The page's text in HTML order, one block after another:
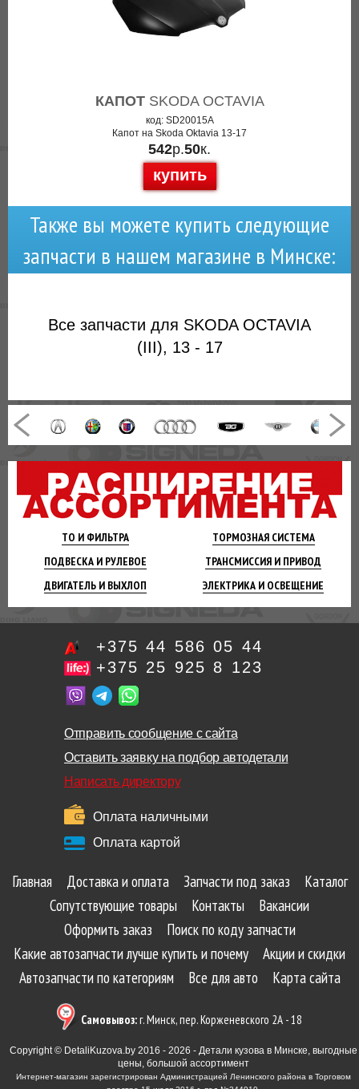
ТО И ФИЛЬТРА ТОРМОЗНАЯСИСТЕМА
ПОДВЕСКА И РУЛЕВОЕ ТРАНСМИССИЯ И ПРИВОД
ДВИГАТЕЛЬ И ВЫХЛОП ЭЛЕКТРИКА И ОСВЕЩЕНИЕ
КАПОТSKODA OCTAVIA
код: SD20015A
Капот на Skoda Oktavia 13-17
542р.50к.
купить
Также вы можете купить следующие
запчасти в нашем магазине в Минске:
Все запчасти для SKODA OCTAVIA
(III), 13 - 17
+375 44 586 05 44
+375 25 925 8 123
Отправить сообщение с сайта
Оставить заявку на подбор автодетали
Написать директору
Оплата наличными
Оплата картой
Главная Доставка и оплата Запчасти под заказ
Каталог
Сопутствующие товары
Контакты
Вакансии
Оформить заказ
Поиск по коду запчасти
Какие автозапчасти лучше купить и почему
Акции и скидки
Автозапчасти по категориям
Все для авто Карта сайта
Самовывоз:г. Минск, пер. Корженевского 2А - 18
Copyright © DetaliKuzova.by 2016 - 2026 - Детали кузова в Минске, выгодные
цены, большой ассортимент
Интернет-магазин зарегистрирован Администрацией Ленинского района в Торговом